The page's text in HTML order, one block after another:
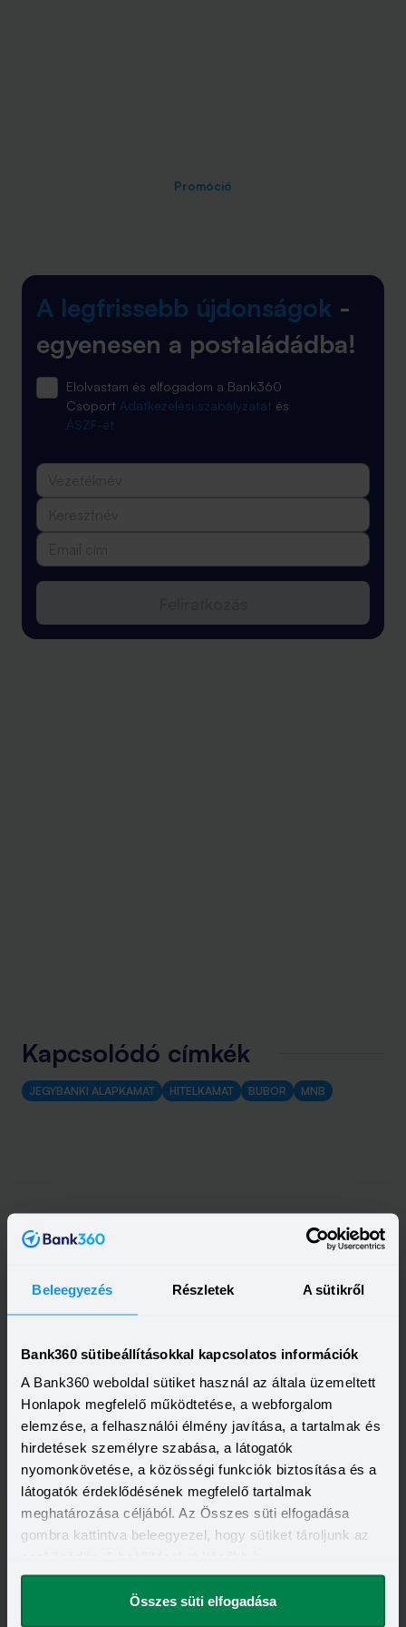
Beleegyezés Részletek A sütikről
Bank360 sütibeállításokkal kapcsolatos információk
A Bank360 weboldal sütiket használ az általa üzemeltett
Honlapok megfelelő működtetése, a webforgalom
elemzése, a felhasználói élmény javítása, a tartalmak és
hirdetések személyre szabása, a látogatók
nyomonkövetése, a közösségi funkciók biztosítása és a
látogatók érdeklődésének megfelelő tartalmak
meghatározása céljából. Az Összes süti elfogadása
gombra kattintva beleegyezel, hogy sütiket tároljunk az
megváltoztathatod.
Összes süti elfogadása
Promóció
A legfrissebb újdonságok -
egyenesen a postaládádba!
Elolvastam és elfogadom a Bank360
Csoport Adatkezelési szabályzatát és
ÁSZF-ét
Kapcsolódó címkék
JEGYBANKI ALAPKAMAT HITELKAMAT BUBOR MNB
Kapcsolódó cikkek